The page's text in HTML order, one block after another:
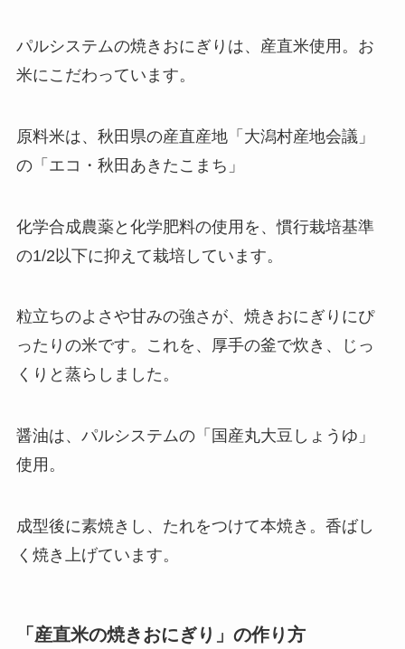
パルシステムの焼きおにぎりは、産直米使用。お
米にこだわっています。
原料米は、秋田県の産直産地「大潟村産地会議」
の「エコ・秋田あきたこまち」
化学合成農薬と化学肥料の使用を、慣行栽培基準
の1/2以下に抑えて栽培しています。
粒立ちのよさや甘みの強さが、焼きおにぎりにぴ
ったりの米です。これを、厚手の釜で炊き、じっ
くりと蒸らしました。
醤油は、パルシステムの「国産丸大豆しょうゆ」
使用。
成型後に素焼きし、たれをつけて本焼き。香ばし
く焼き上げています。
「産直米の焼きおにぎり」の作り方